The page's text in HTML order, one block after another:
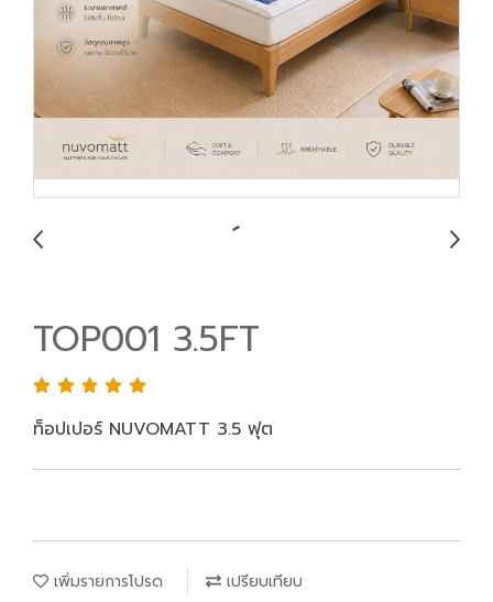
TOP001 3.5FT
ท็อปเปอร์ NUVOMATT 3.5 ฟุต
เพิ่มรายการโปรด เปรียบเทียบ